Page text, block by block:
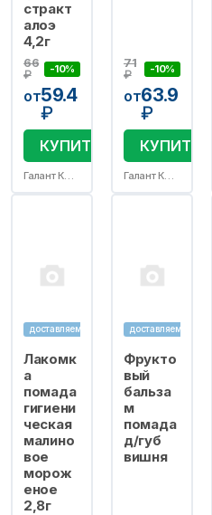
стракт
алоэ
4,2г
66
₽
-10%
от59.4
₽
КУПИТЬ
Галант Косметик-М ООО
71
₽
-10%
от63.9
₽
КУПИТЬ
Галант Косметик-М ООО
доставляем
Лакомк
а
помада
гигиени
ческая
малино
вое
морож
еное
2,8г
доставляем
Фрукто
вый
бальза
м
помада
д/губ
вишня